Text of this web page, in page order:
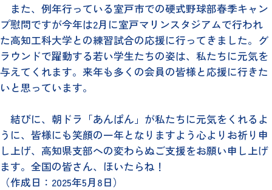
また、例年行っている室戸市での硬式野球部春季キャン
プ慰問ですが今年は2月に室戸マリンスタジアムで行われ
た高知工科大学との練習試合の応援に行ってきました。グ
ラウンドで躍動する若い学生たちの姿は、私たちに元気を
与えてくれます。来年も多くの会員の皆様と応援に行きた
いと思っています。
結びに、朝ドラ「あんぱん」が私たちに元気をくれるよ
うに、皆様にも笑顔の一年となりますよう心よりお祈り申
し上げ、高知県支部への変わらぬご支援をお願い申し上げ
ます。全国の皆さん、ほいたらね！
（作成日：2025年5月8日）